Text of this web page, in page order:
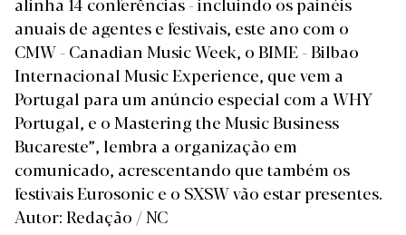
anuais de agentes e festivais, este ano com o
CMW - Canadian Music Week, o BIME - Bilbao
Internacional Music Experience, que vem a
Portugal para um anúncio especial com a WHY
Portugal, e o Mastering the Music Business
Bucareste”, lembra a organização em
comunicado, acrescentando que também os
festivais Eurosonic e o SXSW vão estar presentes.
Autor: Redação / NC